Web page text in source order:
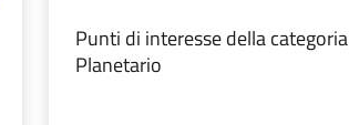
Punti di interesse della categoria
Planetario